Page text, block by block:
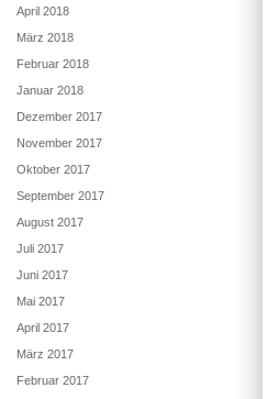
April 2018
März 2018
Februar 2018
Januar 2018
Dezember 2017
November 2017
Oktober 2017
September 2017
August 2017
Juli 2017
Juni 2017
Mai 2017
April 2017
März 2017
Februar 2017